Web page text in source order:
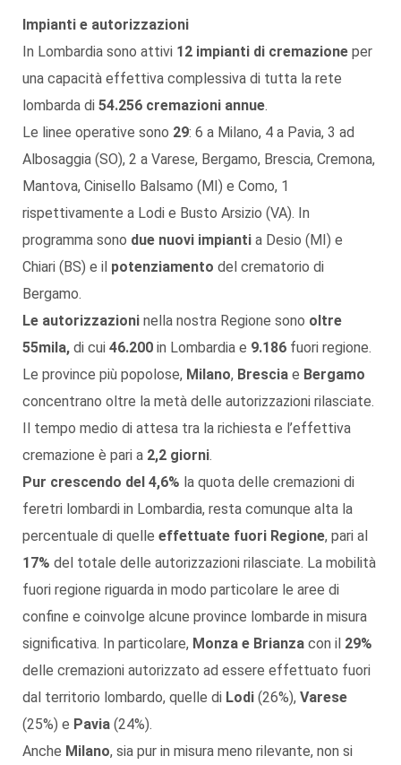
Impianti e autorizzazioni
In Lombardia sono attivi 12 impianti di cremazione per
una capacità effettiva complessiva di tutta la rete
lombarda di 54.256 cremazioni annue.
Le linee operative sono 29: 6 a Milano, 4 a Pavia, 3 ad
Albosaggia (SO), 2 a Varese, Bergamo, Brescia, Cremona,
Mantova, Cinisello Balsamo (MI) e Como, 1
rispettivamente a Lodi e Busto Arsizio (VA). In
programma sono due nuovi impianti a Desio (MI) e
Chiari (BS) e il potenziamento del crematorio di
Bergamo.
Le autorizzazioni nella nostra Regione sono oltre
55mila, di cui 46.200 in Lombardia e 9.186 fuori regione.
Le province più popolose, Milano, Brescia e Bergamo
concentrano oltre la metà delle autorizzazioni rilasciate.
Il tempo medio di attesa tra la richiesta e l’effettiva
cremazione è pari a 2,2 giorni.
Pur crescendo del 4,6% la quota delle cremazioni di
feretri lombardi in Lombardia, resta comunque alta la
percentuale di quelle effettuate fuori Regione, pari al
17% del totale delle autorizzazioni rilasciate. La mobilità
fuori regione riguarda in modo particolare le aree di
confine e coinvolge alcune province lombarde in misura
significativa. In particolare, Monza e Brianza con il 29%
delle cremazioni autorizzato ad essere effettuato fuori
dal territorio lombardo, quelle di Lodi (26%), Varese
(25%) e Pavia (24%).
Anche Milano, sia pur in misura meno rilevante, non si